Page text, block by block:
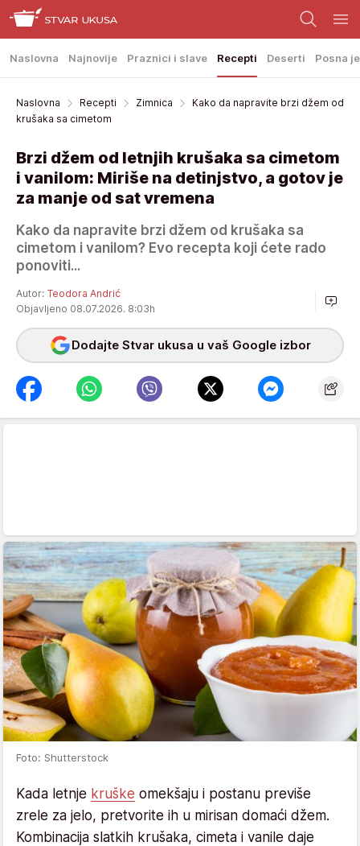
Naslovna Najnovije Praznici i slave Recepti Deserti Posna
Naslovna Recepti Zimnica
Kako da napravite brzi džem od
krušaka sa cimetom
Brzi džem od letnjih krušaka sa cimetom
i vanilom: Miriše na detinjstvo, a gotov je
za manje od sat vremena
Kako da napravite brzi džem od krušaka sa
cimetom i vanilom? Evo recepta koji ćete rado
ponoviti...
Autor: Teodora Andrić
Objavljeno 08.07.2026. 8:03h
Dodajte Stvar ukusa u vaš Google izbor
Foto: Shutterstock
Kada letnje kruške omekšaju i postanu previše
zrele za jelo, pretvorite ih u mirisan domaći džem.
Kombinacija slatkih krušaka, cimeta i vanile daje